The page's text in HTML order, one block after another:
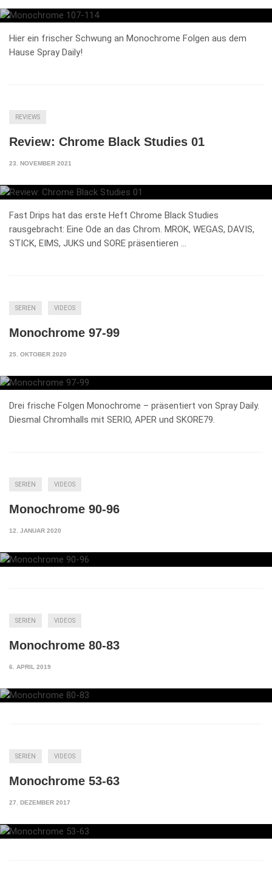
Hier ein frischer Schwung an Monochrome Folgen aus dem
Hause Spray Daily!
REVIEWS
Review: Chrome Black Studies 01
23. NOVEMBER 2021
Fast Drips hat das erste Heft Chrome Black Studies
rausgebracht: Eine Ode an das Chrom. MROK, WEGAS, DAVIS,
STICK, EIMS, JUKS und SORE präsentieren …
SERIEN VIDEOS
Monochrome 97-99
25. OKTOBER 2020
Drei frische Folgen Monochrome – präsentiert von Spray Daily.
Diesmal Chromhalls mit SERIO, APER und SKORE79.
SERIEN VIDEOS
Monochrome 90-96
12. JANUAR 2020
SERIEN VIDEOS
Monochrome 80-83
6. APRIL 2019
SERIEN VIDEOS
Monochrome 53-63
27. DEZEMBER 2017